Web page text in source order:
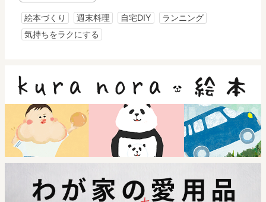
絵本づくり 週末料理 自宅DIY
ランニング
気持ちをラクにする